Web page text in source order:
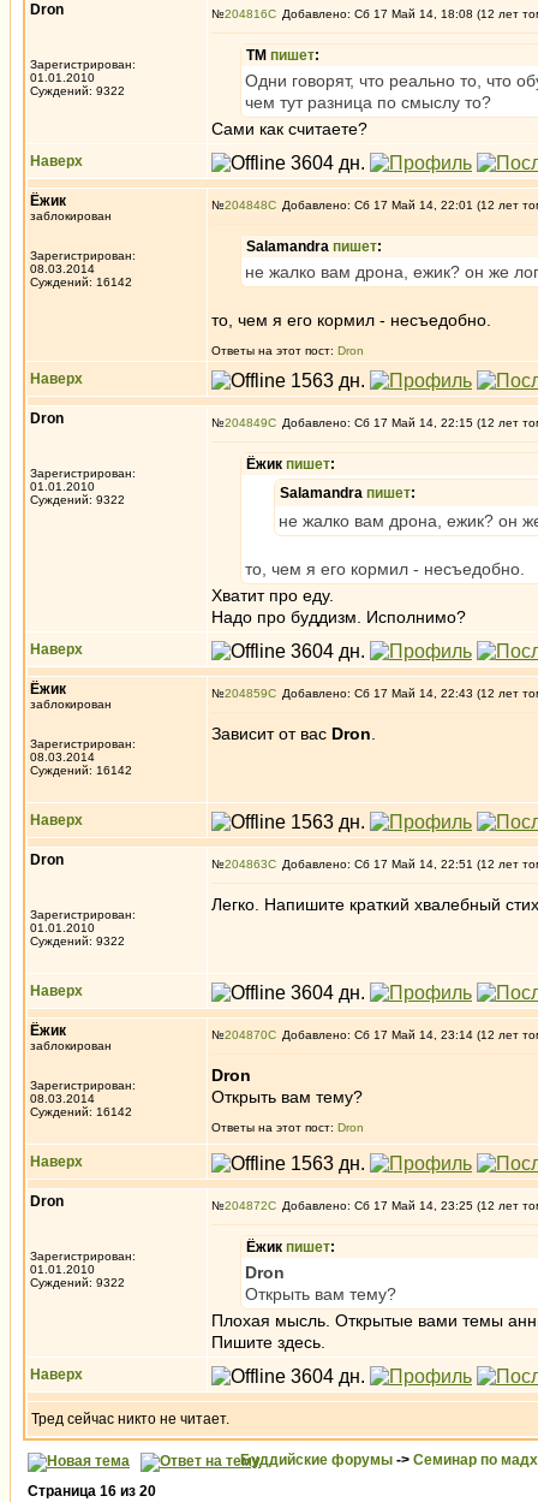
Dron
Зарегистрирован:
01.01.2010
Суждений: 9322
№204816 Добавлено: Сб 17 Май 14, 18:08 (12 лет
ТМ пишет:
Одни говорят, что реально то, что
чем тут разница по смыслу то?
Сами как считаете?
Наверх
Ёжик
заблокирован
Зарегистрирован:
08.03.2014
Суждений: 16142
№204848 Добавлено: Сб 17 Май 14, 22:01 (12 лет
Salamandra пишет:
не жалко вам дрона, ежик? он же
то, чем я его кормил - несъедобно.
Ответы на этот пост: Dron
Наверх
Dron
Зарегистрирован:
01.01.2010
Суждений: 9322
№204849 Добавлено: Сб 17 Май 14, 22:15 (12 лет
Ёжик пишет:
Salamandra пишет:
не жалко вам дрона, ежик? он
то, чем я его кормил - несъедобно.
Хватит про еду.
Надо про буддизм. Исполнимо?
Наверх
Ёжик
заблокирован
Зарегистрирован:
08.03.2014
Суждений: 16142
№204859 Добавлено: Сб 17 Май 14, 22:43 (12 лет
Зависит от вас Dron
Наверх
Dron
Зарегистрирован:
01.01.2010
Суждений: 9322
№204863 Добавлено: Сб 17 Май 14, 22:51 (12 лет
Легко. Напишите краткий хвалебный
Наверх
Ёжик
заблокирован
Зарегистрирован:
08.03.2014
Суждений: 16142
№204870 Добавлено: Сб 17 Май 14, 23:14 (12 лет
Dron
Открыть вам тему?
Ответы на этот пост: Dron
Наверх
Dron
Зарегистрирован:
01.01.2010
Суждений: 9322
№204872 Добавлено: Сб 17 Май 14, 23:25 (12 лет
Ёжик пишет:
Dron
Открыть вам тему?
Плохая мысль. Открытые вами темы
Пишите здесь.
Наверх
Тред сейчас никто не читает.
Буддийские форумы -> Семинар по
Страница 16 из 20